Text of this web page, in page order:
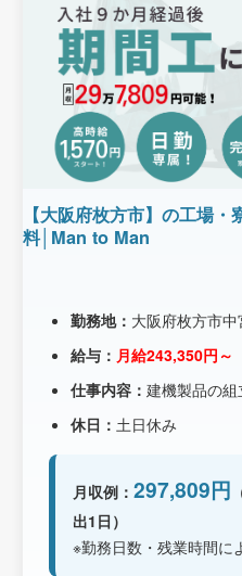
【大阪府枚方市】の工場
料│Man to Man
勤務地： 大阪府枚方市
給与： 月給243,350円～
仕事内容： 建機製品の
休日： 土日休み
月収例： 297,809円
出1日）
※勤務日数・残業時間に